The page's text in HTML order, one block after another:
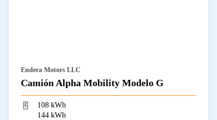
Endera Motors LLC
Camión Alpha Mobility Modelo G
108 kWh
144 kWh